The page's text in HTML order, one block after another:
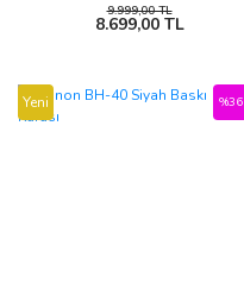
9.999,00 TL
8.699,00 TL
Yeni %36